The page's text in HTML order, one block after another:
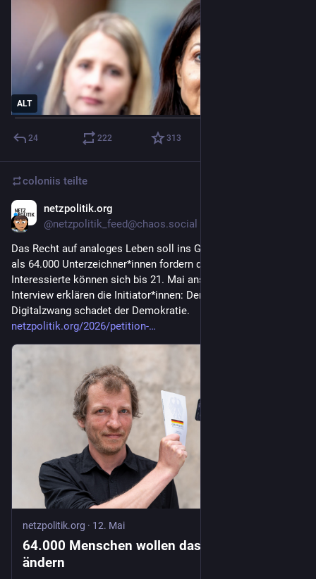
ALT
24 222 313
coloniis teilte
netzpolitik.org
@netzpolitik_feed@chaos.social
Das Recht auf analoges Leben soll ins Grundgesetz – mehr
als 64.000 Unterzeichner*innen fordern das in einer Petition.
Interessierte können sich bis 21. Mai anschließen. Im
Interview erklären die Initiator*innen: Der ausufernde
Digitalzwang schadet der Demokratie.
netzpolitik.org/2026/petition-
netzpolitik.org · 12. Mai
64.000 Menschen wollen das Grundgesetz
ändern